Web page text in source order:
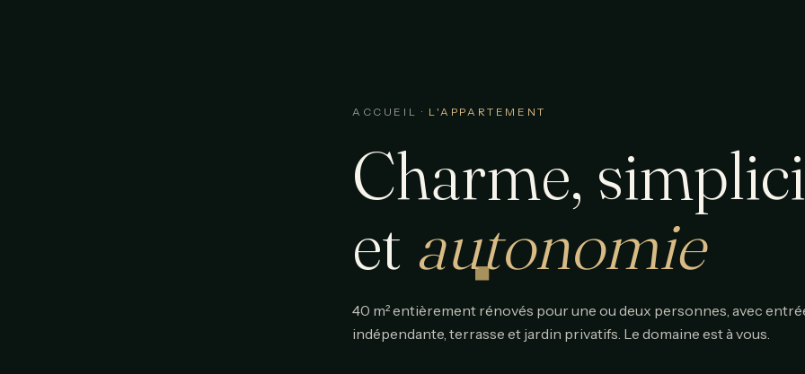
ACCUEIL · L'APPARTEMENT
Charme,
et autonomie
40 m² entièrement rénovés pour une ou deux personnes, avec
indépendante, terrasse et jardin privatifs. Le domaine est à vous.